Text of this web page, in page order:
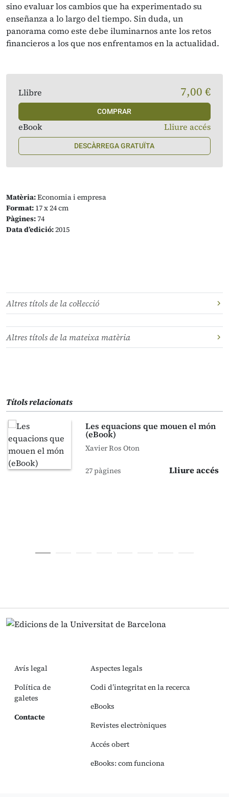
sino evaluar los cambios que ha experimentado su
enseñanza a lo largo del tiempo. Sin duda, un
panorama como este debe iluminarnos ante los retos
financieros a los que nos enfrentamos en la actualidad.
Matèria:Economia i empresa
Format: 17 x 24 cm
Pàgines:74
Data d’edició:2015
Llibre 7,00 €
COMPRAR
eBook Lliure accés
DESCÀRREGA GRATUÏTA
Altres títols de la col·lecció
Altres títols de la mateixa matèria
Títols relacionats
Les equacions que mouen el món
(eBook)
Xavier Ros Oton
27 pàgines Lliure accés
Avís legal
Política de
galetes
Contacte
Aspectes legals
Codi d’integritat en la recerca
eBooks
Revistes electròniques
Accés obert
eBooks: com funciona